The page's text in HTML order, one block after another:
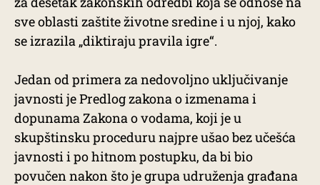
sve oblasti zaštite životne sredine i u njoj, kako
se izrazila „diktiraju pravila igre“.
Jedan od primera za nedovoljno uključivanje
javnosti je Predlog zakona o izmenama i
dopunama Zakona o vodama, koji je u
skupštinsku proceduru najpre ušao bez učešća
javnosti i po hitnom postupku, da bi bio
povučen nakon što je grupa udruženja građana